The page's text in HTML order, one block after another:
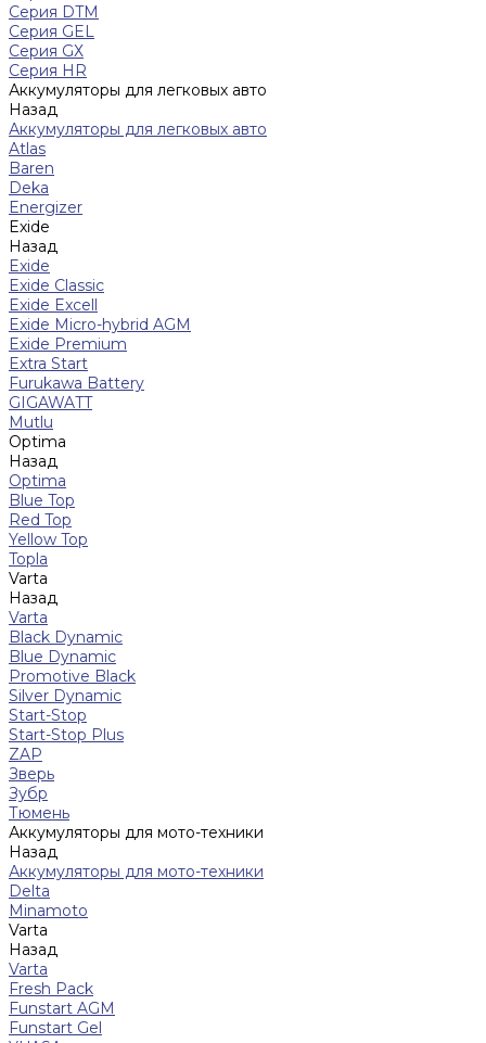
Серия DTM
Серия GEL
Серия GХ
Серия HR
Аккумуляторы для легковых авто
Назад
Аккумуляторы для легковых авто
Atlas
Baren
Deka
Energizer
Exide
Назад
Exide
Exide Classic
Exide Excell
Exide Micro-hybrid AGM
Exide Premium
Extra Start
Furukawa Battery
GIGAWATT
Mutlu
Optima
Назад
Optima
Blue Top
Red Top
Yellow Top
Topla
Varta
Назад
Varta
Black Dynamic
Blue Dynamic
Promotive Black
Silver Dynamic
Start-Stop
Start-Stop Plus
ZAP
Зверь
Зубр
Тюмень
Аккумуляторы для мото-техники
Назад
Аккумуляторы для мото-техники
Delta
Minamoto
Varta
Назад
Varta
Fresh Pack
Funstart AGM
Funstart Gel